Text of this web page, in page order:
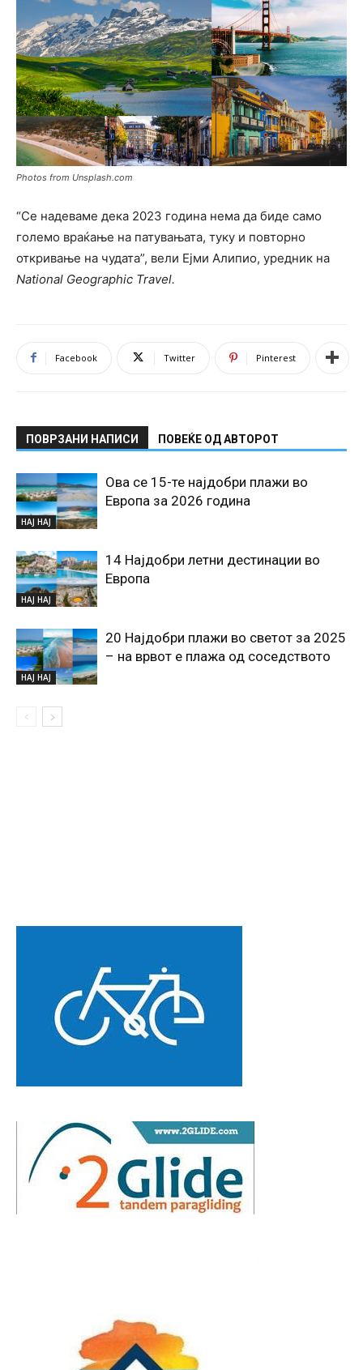
Photos from Unsplash.com
“Се надеваме дека 2023 година нема да биде само
големо враќање на патувањата, туку и повторно
откривање на чудата”, вели Ејми Алипио, уредник на
National Geographic Travel.
Facebook Twitter Pinterest
ПОВРЗАНИ НАПИСИ ПОВЕЌЕ ОД АВТОРОТ
НАЈ НАЈ
Ова се 15-те најдобри плажи во
Европа за 2026 година
НАЈ НАЈ
14 Најдобри летни дестинации во
Европа
НАЈ НАЈ
20 Најдобри плажи во светот за 2025
– на врвот е плажа од соседството